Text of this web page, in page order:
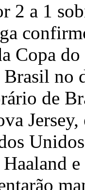
2 a 1
Copa
Brasil no
de
Jersey,